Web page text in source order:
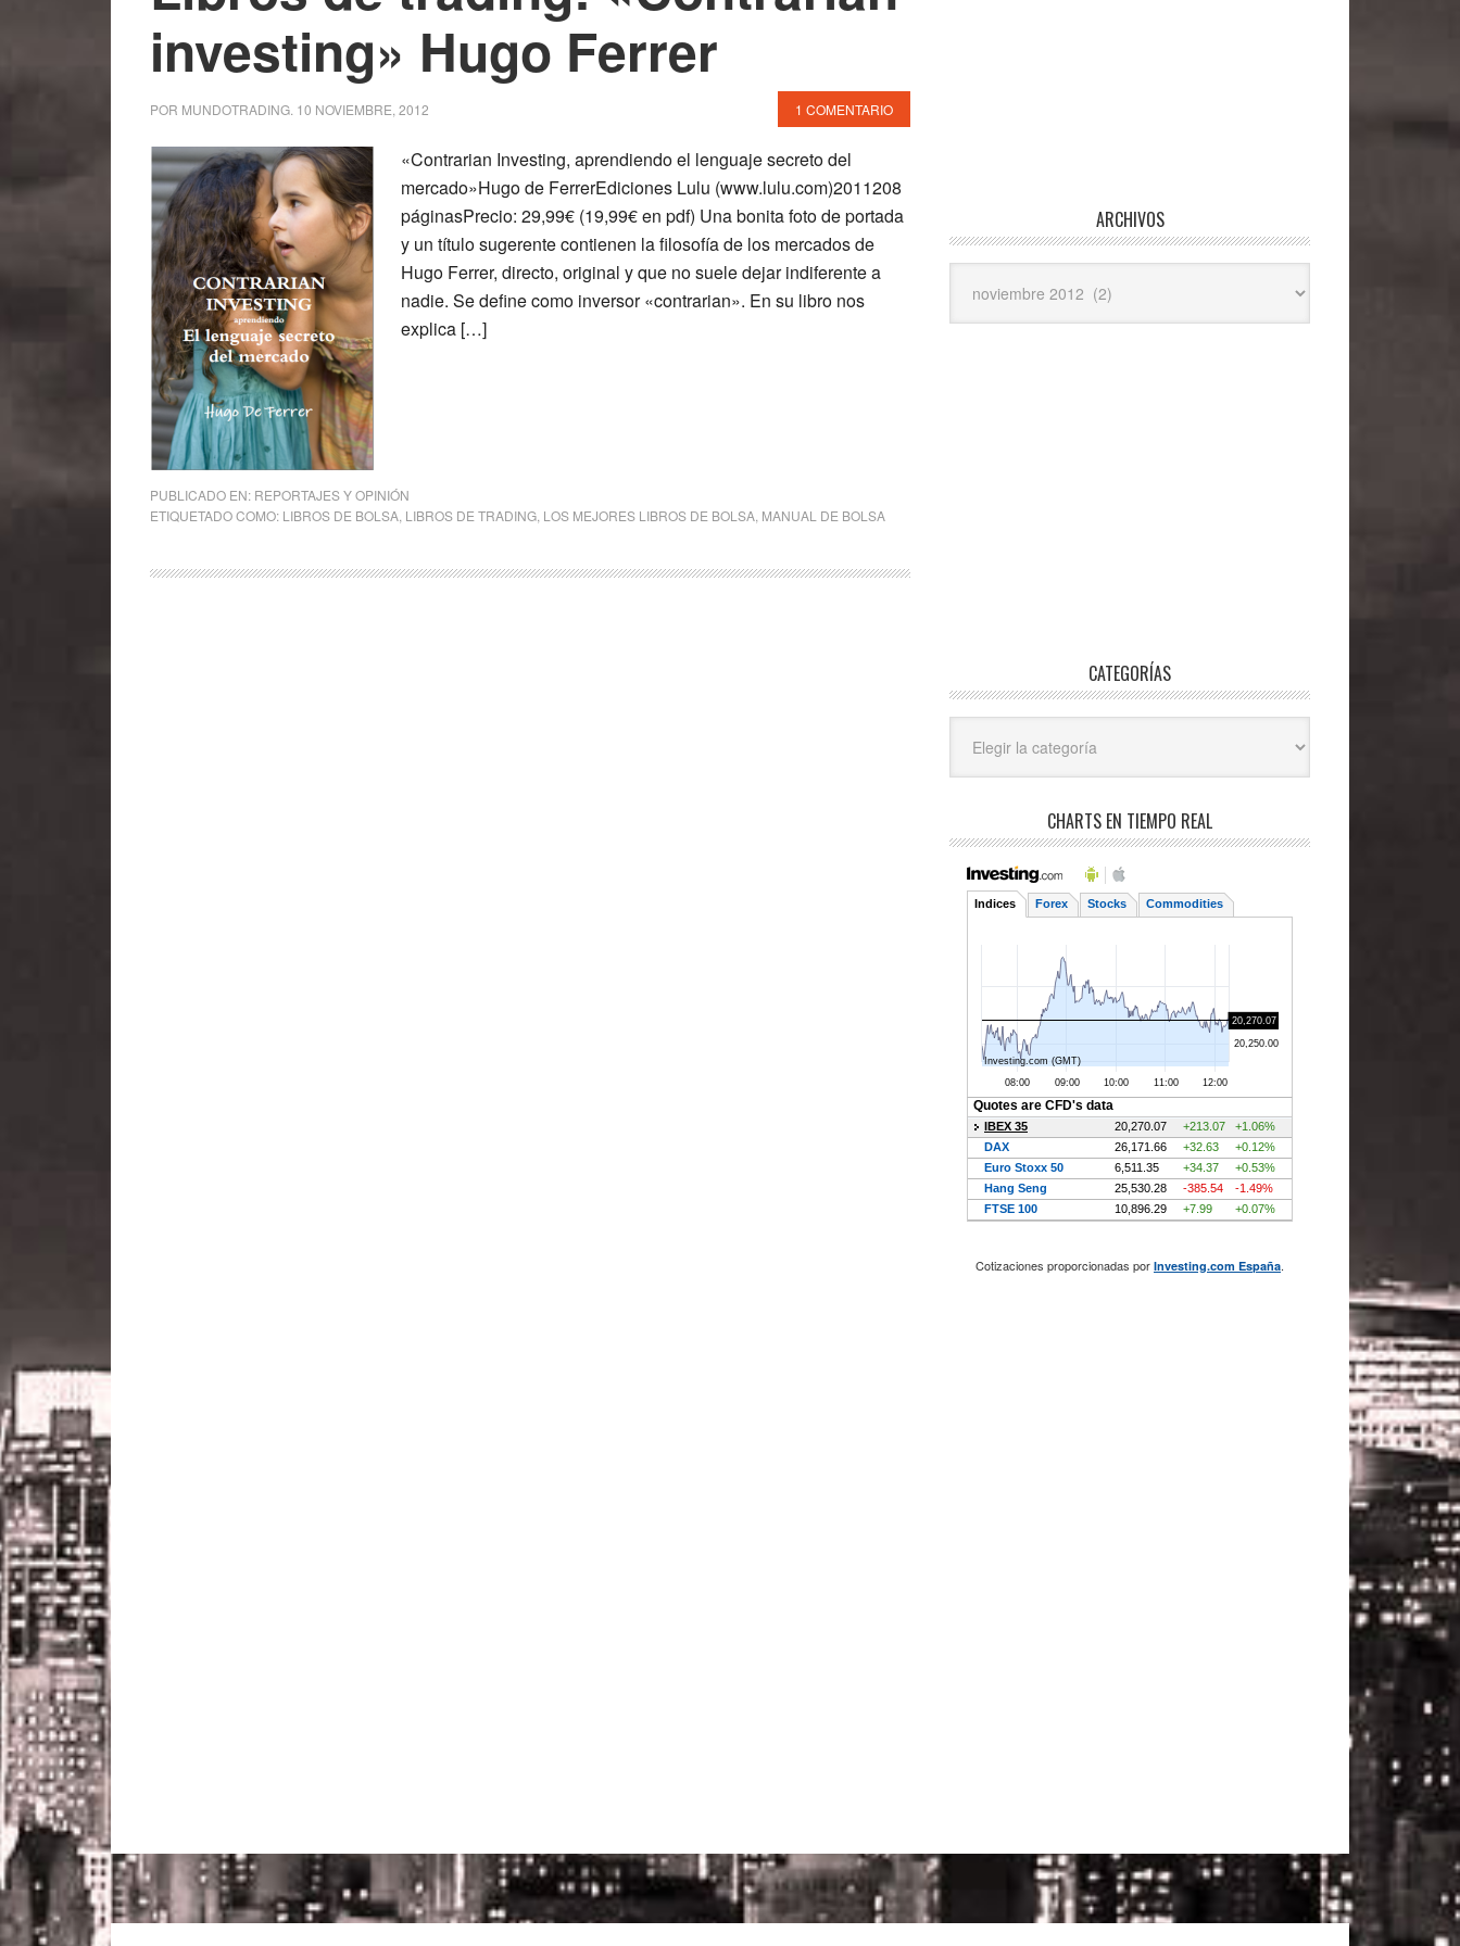
investing» Hugo Ferrer
POR MUNDOTRADING 10 NOVIEMBRE, 2012 1 COMENTARIO
«Contrarian Investing, aprendiendo el lenguaje secreto del
mercado»Hugo de FerrerEdiciones Lulu (www.lulu.com)2011208
páginasPrecio: 29,99€ (19,99€ en pdf) Una bonita foto de portada
y un título sugerente contienen la filosofía de los mercados de
Hugo Ferrer, directo, original y que no suele dejar indiferente a
nadie. Se define como inversor «contrarian». En su libro nos
explica […]
PUBLICADO EN: REPORTAJES Y OPINIÓN
ETIQUETADO COMO: LIBROS DE BOLSA LIBROS DE TRADING LOS MEJORES LIBROS DE BOLSA MANUAL DE BOLSA
ARCHIVOS
CATEGORÍAS
CHARTS EN TIEMPO REAL
Cotizaciones proporcionadas por Investing.com España.